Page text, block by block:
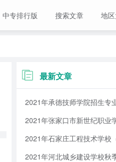
中专排行版 搜索文章 地
最新文章
2021年承德技师学院招生专
2021年张家口市新世纪职业
2021年河北城乡建设学校秋